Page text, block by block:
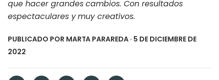
que hacer grandes cambios. Con resultados
espectaculares y muy creativos.
PUBLICADO POR MARTA PARAREDA · 5 DE DICIEMBRE DE
2022